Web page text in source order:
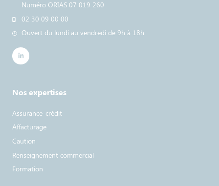
Numéro ORIAS 07 019 260
02 30 09 00 00
Ouvert du lundi au vendredi de 9h à 18h
Nos expertises
Assurance-crédit
Affacturage
Caution
Renseignement commercial
Formation